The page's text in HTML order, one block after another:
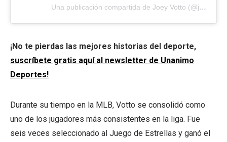
Una publicación compartida de Joey Votto (@joeyvotto)
¡No te pierdas las mejores historias del deporte,
suscríbete gratis aquí al newsletter de Unanimo
Deportes!
Durante su tiempo en la MLB, Votto se consolidó como
uno de los jugadores más consistentes en la liga. Fue
seis veces seleccionado al Juego de Estrellas y ganó el